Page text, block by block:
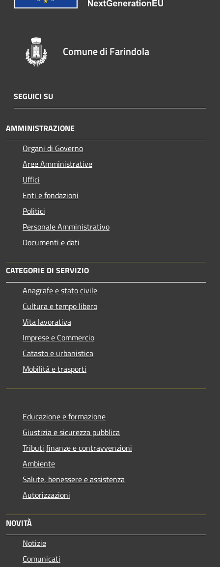
Comune di Farindola
SEGUICI SU
AMMINISTRAZIONE
Organi di Governo
Aree Amministrative
Uffici
Enti e fondazioni
Politici
Personale Amministrativo
Documenti e dati
CATEGORIE DI SERVIZIO
Anagrafe e stato civile
Cultura e tempo libero
Vita lavorativa
Imprese e Commercio
Catasto e urbanistica
Mobilità e trasporti
Educazione e formazione
Giustizia e sicurezza pubblica
Tributi,finanze e contravvenzioni
Ambiente
Salute, benessere e assistenza
Autorizzazioni
NOVITÀ
Notizie
Comunicati